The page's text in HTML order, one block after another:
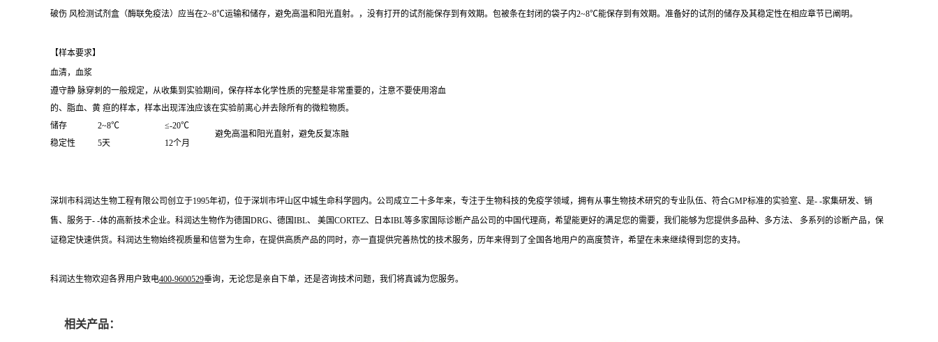
破伤 风检测试剂盒（酶联免疫法）应当在2~8℃运输和储存，避免高温和阳光直射。，没有打开的试剂能保存到有效期。包被条在封闭的袋子内2~8℃能保存到有效期。准备好的试剂的储存及其稳定性在相应章节已阐明。
【样本要求】
血清，血浆
遵守静 脉穿刺的一般规定，从收集到实验期间，保存样本化学性质的完整是非常重要的，注意不要使用溶血
的、脂血、黄 疸的样本，样本出现浑浊应该在实验前离心并去除所有的微粒物质。
储存
2~8℃
≤-20℃
避免高温和阳光直射，避免反复冻融
稳定性
5天 12个月
深圳市科润达生物工程有限公司创立于1995年初，位于深圳市坪山区中城生命科学园内。公司成立二十多年来，专注于生物科技的免疫学领域，拥有从事生物技术研究的专业队伍、符合GMP标准的实验室、是- -家集研发、销
售、服务于- -体的高新技术企业。科润达生物作为德国DRG、德国IBL、 美国CORTEZ、日本IBL等多家国际诊断产品公司的中国代理商，希望能更好的满足您的需要，我们能够为您提供多品种、多方法、 多系列的诊断产品，保
证稳定快速供货。科润达生物始终视质量和信誉为生命，在提供高质产品的同时，亦一直提供完善热忱的技术服务，历年来得到了全国各地用户的高度赞许，希望在未来继续得到您的支持。
科润达生物欢迎各界用户致电400-9600529垂询，无论您是亲自下单，还是咨询技术问题，我们将真诚为您服务。
相关产品：